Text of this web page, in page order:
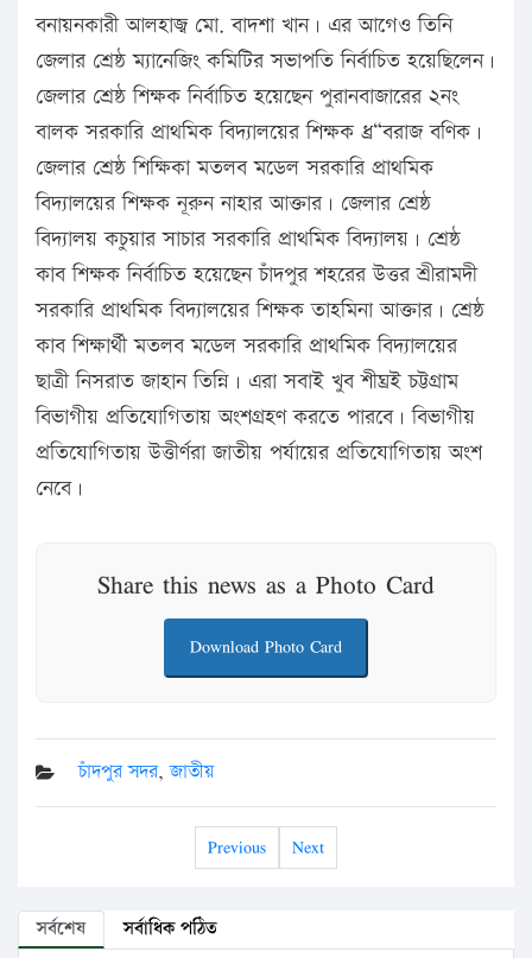
বনায়নকারী আলহাজ্ব মো. বাদশা খান। এর আগেও তিনি
জেলার শ্রেষ্ঠ ম্যানেজিং কমিটির সভাপতি নির্বাচিত হয়েছিলেন।
জেলার শ্রেষ্ঠ শিক্ষক নির্বাচিত হয়েছেন পুরানবাজারের ২নং
বালক সরকারি প্রাথমিক বিদ্যালয়ের শিক্ষক ধ্র“বরাজ বণিক।
জেলার শ্রেষ্ঠ শিক্ষিকা মতলব মডেল সরকারি প্রাথমিক
বিদ্যালয়ের শিক্ষক নূরুন নাহার আক্তার। জেলার শ্রেষ্ঠ
বিদ্যালয় কচুয়ার সাচার সরকারি প্রাথমিক বিদ্যালয়। শ্রেষ্ঠ
কাব শিক্ষক নির্বাচিত হয়েছেন চাঁদপুর শহরের উত্তর শ্রীরামদী
সরকারি প্রাথমিক বিদ্যালয়ের শিক্ষক তাহমিনা আক্তার। শ্রেষ্ঠ
কাব শিক্ষার্থী মতলব মডেল সরকারি প্রাথমিক বিদ্যালয়ের
ছাত্রী নিসরাত জাহান তিন্নি। এরা সবাই খুব শীঘ্রই চট্টগ্রাম
বিভাগীয় প্রতিযোগিতায় অংশগ্রহণ করতে পারবে। বিভাগীয়
প্রতিযোগিতায় উত্তীর্ণরা জাতীয় পর্যায়ের প্রতিযোগিতায় অংশ
নেবে।
Share this news as a Photo Card
Download Photo Card
চাঁদপুর সদর,জাতীয়
Previous Next
সর্বশেষ সর্বাধিক পঠিত